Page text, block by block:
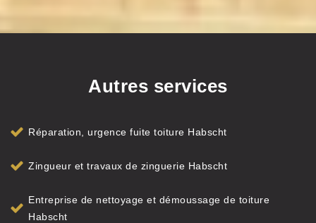
Autres services
Réparation, urgence fuite toiture Habscht
Zingueur et travaux de zinguerie Habscht
Entreprise de nettoyage et démoussage de toiture
Habscht